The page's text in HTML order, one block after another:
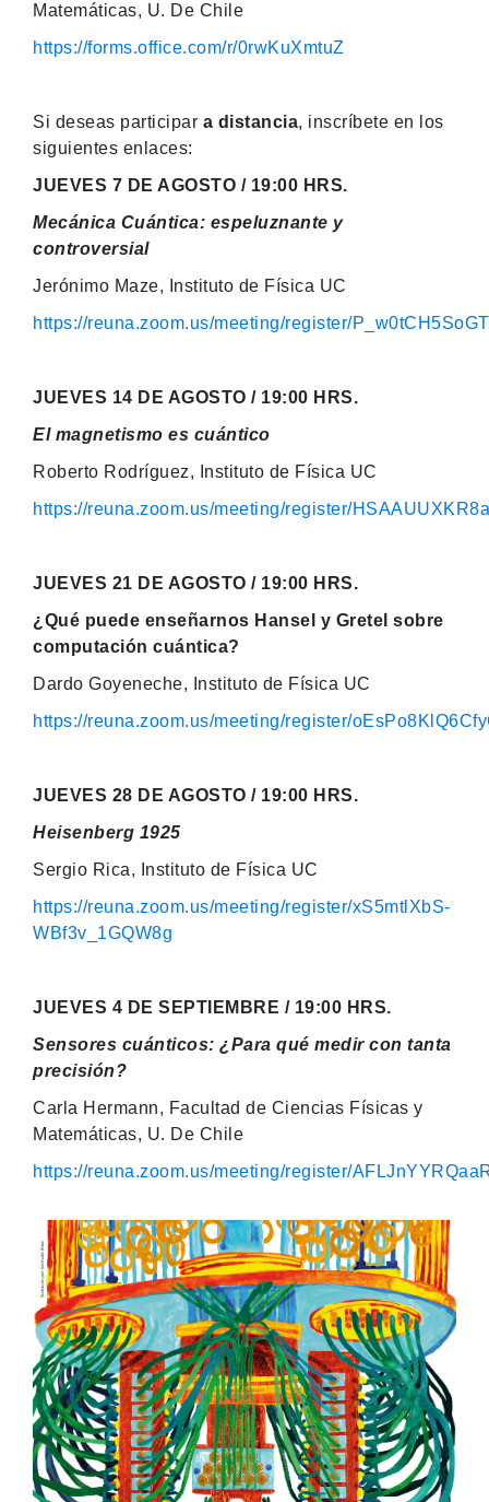
Matemáticas, U. De Chile
https://forms.office.com/r/0rwKuXmtuZ
Si deseas participar a distancia, inscríbete en los
siguientes enlaces:
JUEVES 7 DE AGOSTO / 19:00 HRS.
Mecánica Cuántica: espeluznante y
controversial
Jerónimo Maze, Instituto de Física UC
https://reuna.zoom.us/meeting/register/
JUEVES 14 DE AGOSTO / 19:00 HRS.
El magnetismo es cuántico
Roberto Rodríguez, Instituto de Física UC
https://reuna.zoom.us/meeting/register/
JUEVES 21 DE AGOSTO / 19:00 HRS.
¿Qué puede enseñarnos Hansel y Gretel sobre
computación cuántica?
Dardo Goyeneche, Instituto de Física UC
https://reuna.zoom.us/meeting/register/
JUEVES 28 DE AGOSTO / 19:00 HRS.
Heisenberg 1925
Sergio Rica, Instituto de Física UC
https://reuna.zoom.us/meeting/register/xS5mtlXbS-
WBf3v_1GQW8g
JUEVES 4 DE SEPTIEMBRE / 19:00 HRS.
Sensores cuánticos: ¿Para qué medir con tanta
precisión?
Carla Hermann, Facultad de Ciencias Físicas y
Matemáticas, U. De Chile
https://reuna.zoom.us/meeting/register/